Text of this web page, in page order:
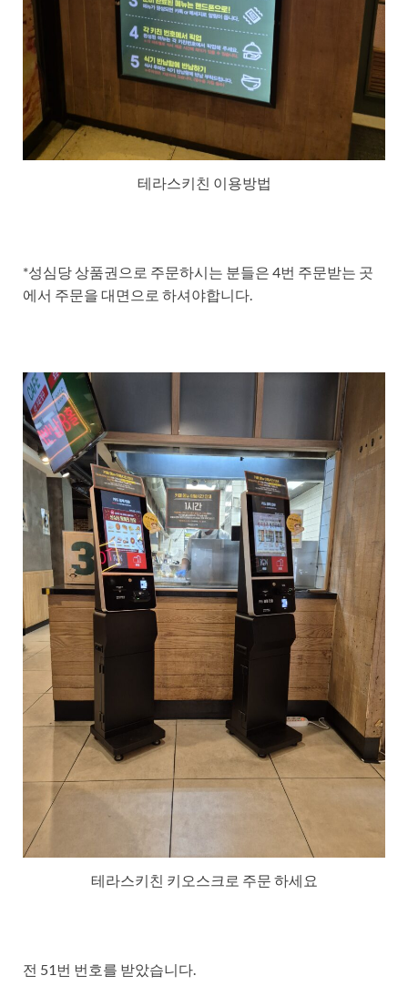
테라스키친 이용방법
*성심당 상품권으로 주문하시는 분들은 4번 주문받는 곳
에서 주문을 대면으로 하셔야합니다.
테라스키친 키오스크로 주문 하세요
전 51번 번호를 받았습니다.